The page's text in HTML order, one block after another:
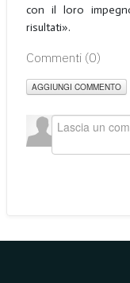
con il loro
risultati».
Commenti (0)
AGGIUNGI COMMENTO